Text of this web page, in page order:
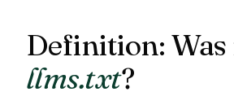
Definition: Was
llms.txt?